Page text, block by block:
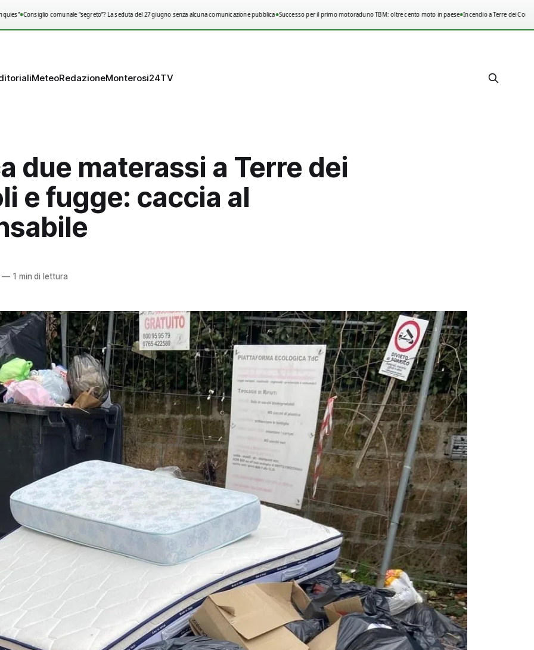
•Consiglio comunale “segreto”? La seduta del 27 giugno senza alcuna comunicazione pubblica•Successo per il primo motoraduno TBM: oltre cento moto in paese•Incendio a Terre dei
MeteoRedazioneMonterosi24TV
due materassi a Terre dei
e fugge: caccia al
—1 min di lettura